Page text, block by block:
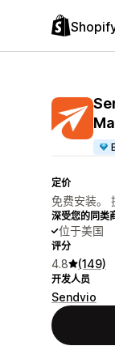
定价
免费安装。
深受您的同类
位于美国
评分
4.8 (149)
开发人员
Sendvio